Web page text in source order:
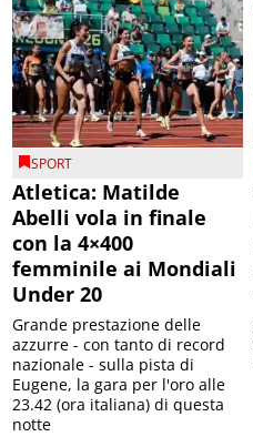
SPORT
Atletica: Matilde
Abelli vola in finale
con la 4×400
femminile ai Mondiali
Under 20
Grande prestazione delle
azzurre - con tanto di record
nazionale - sulla pista di
Eugene, la gara per l'oro alle
23.42 (ora italiana) di questa
notte